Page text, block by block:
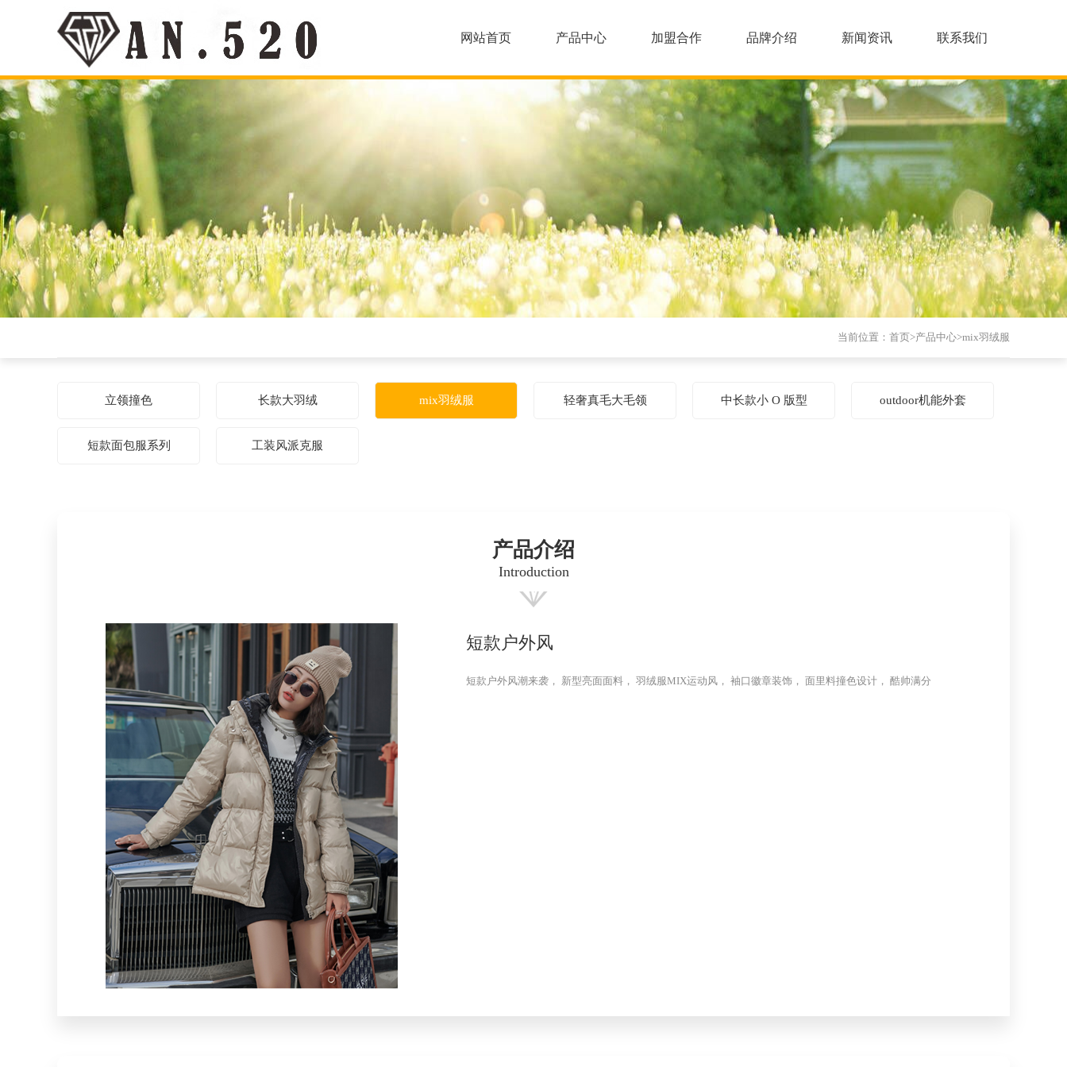
网站首页 产品中心 加盟合作 品牌介绍 新闻资讯 联系我们
当前位置： 首页>产品中心>mix羽绒服
立领撞色 长款大羽绒 mix羽绒服 轻奢真毛大毛领 中长款小 O 版型 outdoor机能外套
短款面包服系列 工装风派克服
产品介绍
Introduction
短款户外风
短款户外风潮来袭， 新型亮面面料， 羽绒服MIX运动风， 袖口徽章装饰， 面里料撞色设计， 酷帅满分